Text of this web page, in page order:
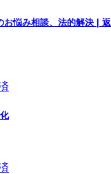
お悩み相談、法的解決 | 返